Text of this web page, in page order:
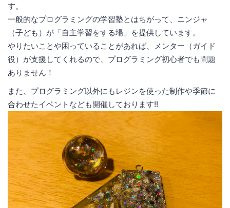
す。
一般的なプログラミングの学習塾とはちがって、ニンジャ
（子ども）が「自主学習をする場」を提供しています。
やりたいことや困っていることがあれば、メンター（ガイド
役）が支援してくれるので、プログラミング初心者でも問題
ありません！
また、プログラミング以外にもレジンを使った制作や季節に
合わせたイベントなども開催しております!!